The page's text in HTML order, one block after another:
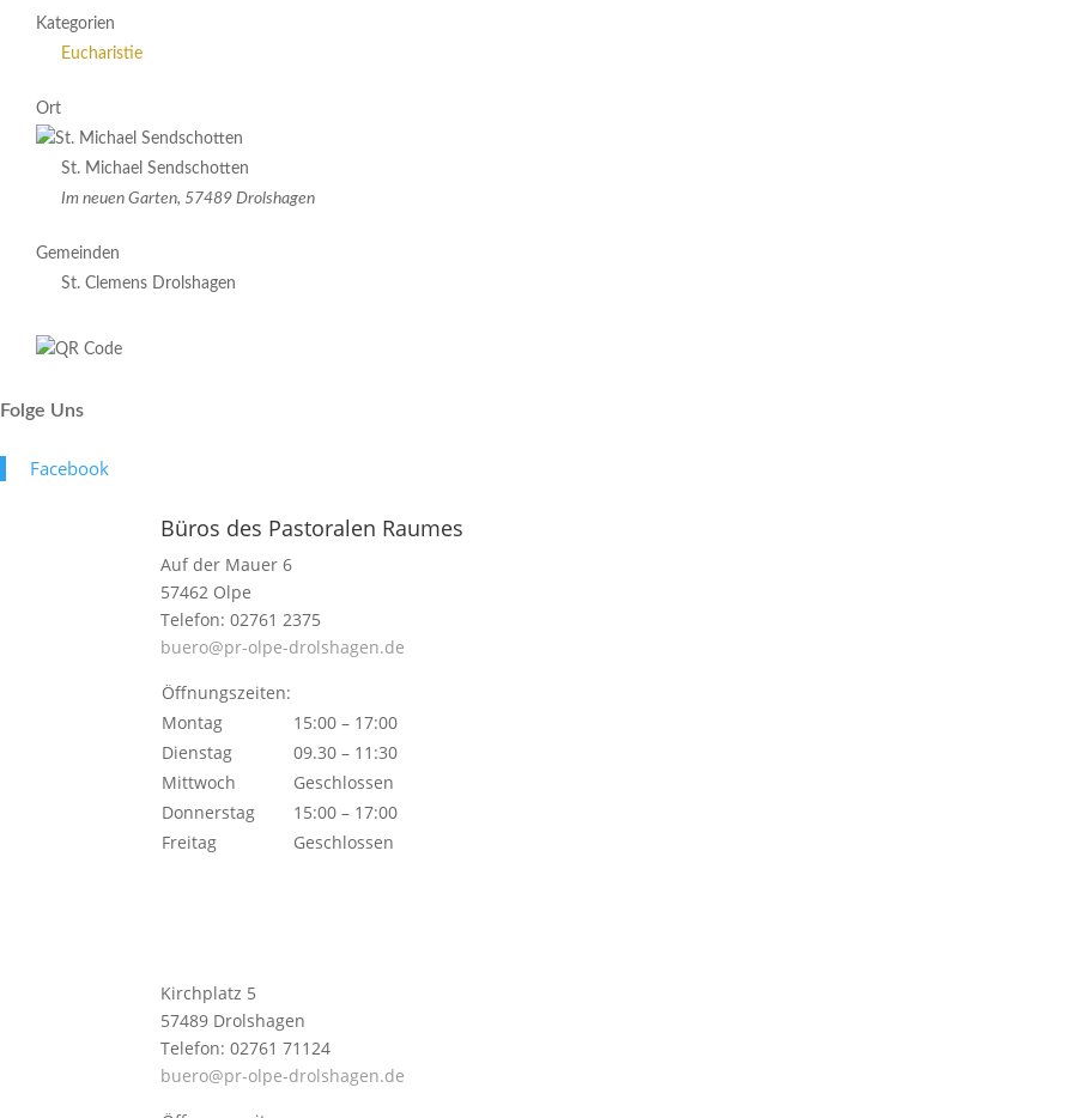
Kategorien
Eucharistie
Ort
St. Michael Sendschotten
Im neuen Garten, 57489 Drolshagen
Gemeinden
St. Clemens Drolshagen
Folge Uns
Face­book
Büros des Pastoralen Raumes
Auf der Mauer 6
57462 Olpe
Telefon: 02761 2375
buero@pr-olpe-drolshagen.de
Öffnungszeiten:
Montag
15:00 – 17:00
Dienstag
09.30 – 11:30
Mittwoch
Geschlossen
Donnerstag
15:00 – 17:00
Freitag
Geschlossen
Kirchplatz 5
57489 Drolshagen
Telefon: 02761 71124
buero@pr-olpe-drolshagen.de